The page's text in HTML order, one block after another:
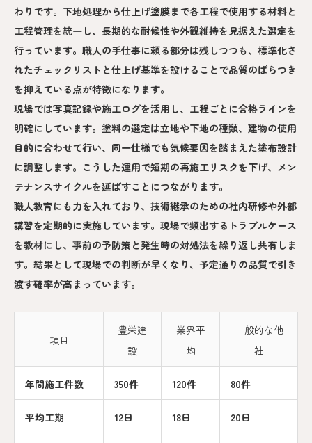
わりです。下地処理から仕上げ塗膜まで各工程で使用する材料と
工程管理を統一し、長期的な耐候性や外観維持を見据えた選定を
行っています。職人の手仕事に頼る部分は残しつつも、標準化さ
れたチェックリストと仕上げ基準を設けることで品質のばらつき
を抑えている点が特徴になります。
現場では写真記録や施工ログを活用し、工程ごとに合格ラインを
明確にしています。塗料の選定は立地や下地の種類、建物の使用
目的に合わせて行い、同一仕様でも気候要因を踏まえた塗布設計
に調整します。こうした運用で短期の再施工リスクを下げ、メン
テナンスサイクルを延ばすことにつながります。
職人教育にも力を入れており、技術継承のための社内研修や外部
講習を定期的に実施しています。現場で頻出するトラブルケース
を教材にし、事前の予防策と発生時の対処法を繰り返し共有しま
す。結果として現場での判断が早くなり、予定通りの品質で引き
渡す確率が高まっています。
項目
豊栄建
設
業界平
均
一般的な他
社
年間施工件数 350件 120件 80件
平均工期 12日 18日 20日